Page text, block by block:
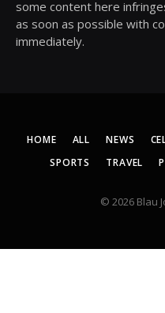
some content here
as soon as possible with
immediately.
HOME ALL NEWS
SPORTS
TRAVEL
© 2026 Blau